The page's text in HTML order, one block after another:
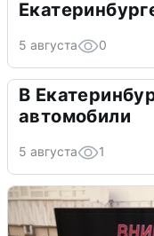
5 августа 0
В
автомобили
5 августа 1